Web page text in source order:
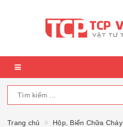
Trang chủ Hộp, Biển Chữa Cháy